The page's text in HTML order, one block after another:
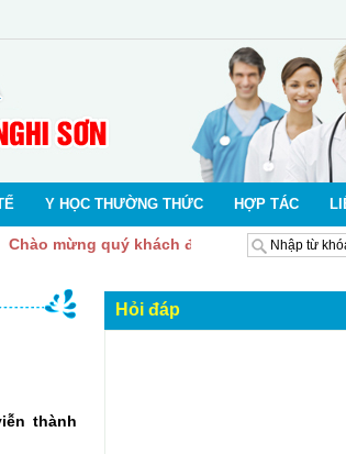
Y HỌC THƯỜNG THỨC HỢP TÁC
Chào mừng quý khách đến với website của
thành
Hỏi đáp